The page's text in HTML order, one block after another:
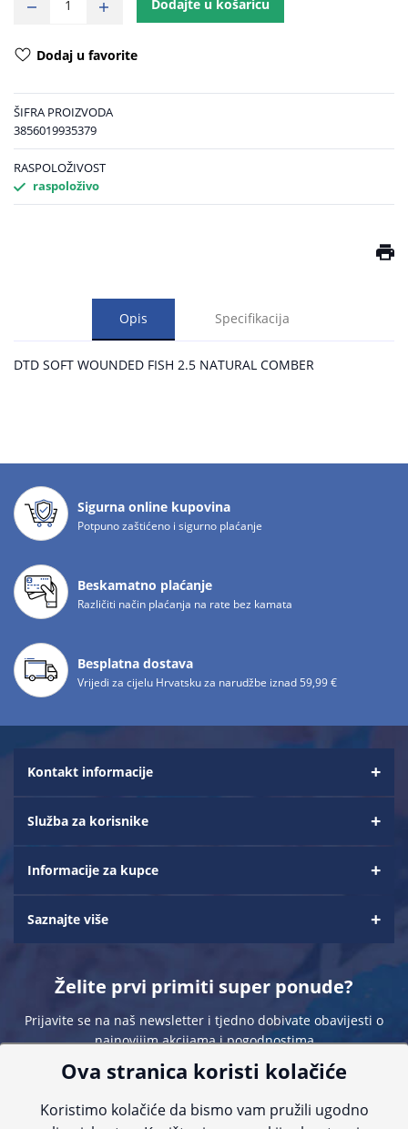
Dodajte u košaricu
Dodaj u favorite
ŠIFRA PROIZVODA
3856019935379
RASPOLOŽIVOST
raspoloživo
Opis Specifikacija
DTD SOFT WOUNDED FISH 2.5 NATURAL COMBER
Sigurna online kupovina
Potpuno zaštićeno i sigurno plaćanje
Beskamatno plaćanje
Različiti način plaćanja na rate bez kamata
Besplatna dostava
Vrijedi za cijelu Hrvatsku za narudžbe iznad 59,99 €
Kontakt informacije
Služba za korisnike
Informacije za kupce
Saznajte više
Želite prvi primiti super ponude?
Prijavite se na naš newsletter i tjedno dobivate obavijesti o
najnovijim akcijama i pogodnostima
Ova stranica koristi kolačiće
Koristimo kolačiće da bismo vam pružili ugodno